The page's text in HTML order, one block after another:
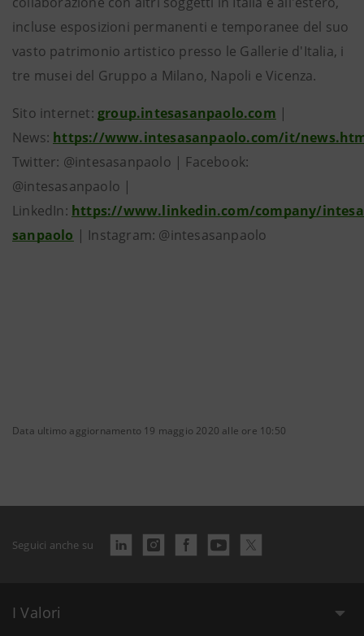
incluse esposizioni permanenti e temporanee del suo
vasto patrimonio artistico presso le Gallerie d'Italia, i
tre musei del Gruppo a Milano, Napoli e Vicenza.
Sito internet: group.intesasanpaolo.com |
News: https://www.intesasanpaolo.com/it/
Twitter: @intesasanpaolo | Facebook:
@intesasanpaolo |
LinkedIn: https://www.linkedin.com/company/
sanpaolo | Instagram: @intesasanpaolo
Data ultimo aggiornamento 19 maggio 2020 alle ore 10:50
Seguici anche su
I Valori